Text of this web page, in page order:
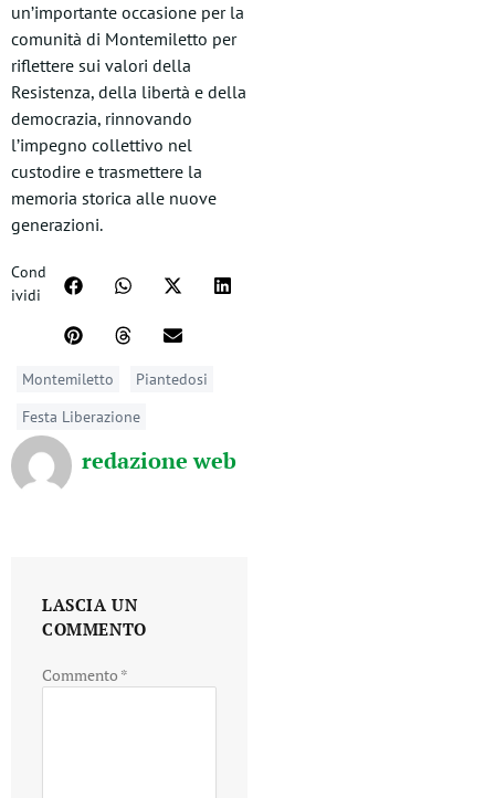
un’importante occasione per la
comunità di Montemiletto per
riflettere sui valori della
Resistenza, della libertà e della
democrazia, rinnovando
l’impegno collettivo nel
custodire e trasmettere la
memoria storica alle nuove
generazioni.
Cond
ividi
Montemiletto
Piantedosi
Festa Liberazione
redazione web
LASCIA UN
COMMENTO
Commento *